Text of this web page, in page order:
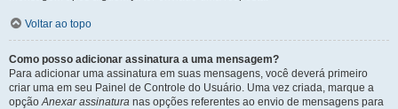
Voltar ao topo
Como posso adicionar assinatura a uma mensagem?
Para adicionar uma assinatura em suas mensagens, você deverá primeiro
criar uma em seu Painel de Controle do Usuário. Uma vez criada, marque a
opçãoAnexar assinatura nas opções referentes ao envio de mensagens para